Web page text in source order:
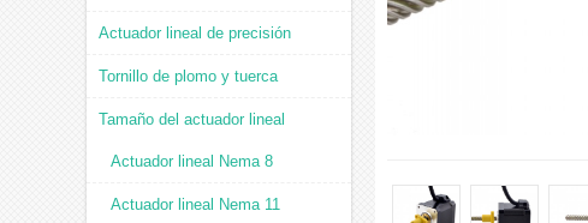
Actuador lineal de precisión
Tornillo de plomo y tuerca
Tamaño del actuador lineal
Actuador lineal Nema 8
Actuador lineal Nema 11